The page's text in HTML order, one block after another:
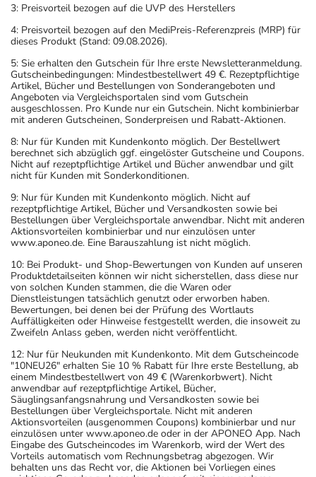
3: Preisvorteil bezogen auf die UVP des Herstellers
4: Preisvorteil bezogen auf den MediPreis-Referenzpreis (MRP) für
dieses Produkt (Stand: 09.08.2026).
5: Sie erhalten den Gutschein für Ihre erste Newsletteranmeldung.
Gutscheinbedingungen: Mindestbestellwert 49 €. Rezeptpflichtige
Artikel, Bücher und Bestellungen von Sonderangeboten und
Angeboten via Vergleichsportalen sind vom Gutschein
ausgeschlossen. Pro Kunde nur ein Gutschein. Nicht kombinierbar
mit anderen Gutscheinen, Sonderpreisen und Rabatt-Aktionen.
8: Nur für Kunden mit Kundenkonto möglich. Der Bestellwert
berechnet sich abzüglich ggf. eingelöster Gutscheine und Coupons.
Nicht auf rezeptpflichtige Artikel und Bücher anwendbar und gilt
nicht für Kunden mit Sonderkonditionen.
9: Nur für Kunden mit Kundenkonto möglich. Nicht auf
rezeptpflichtige Artikel, Bücher und Versandkosten sowie bei
Bestellungen über Vergleichsportale anwendbar. Nicht mit anderen
Aktionsvorteilen kombinierbar und nur einzulösen unter
www.aponeo.de. Eine Barauszahlung ist nicht möglich.
10: Bei Produkt- und Shop-Bewertungen von Kunden auf unseren
Produktdetailseiten können wir nicht sicherstellen, dass diese nur
von solchen Kunden stammen, die die Waren oder
Dienstleistungen tatsächlich genutzt oder erworben haben.
Bewertungen, bei denen bei der Prüfung des Wortlauts
Auffälligkeiten oder Hinweise festgestellt werden, die insoweit zu
Zweifeln Anlass geben, werden nicht veröffentlicht.
12: Nur für Neukunden mit Kundenkonto. Mit dem Gutscheincode
"10NEU26" erhalten Sie 10 % Rabatt für Ihre erste Bestellung, ab
einem Mindestbestellwert von 49 € (Warenkorbwert). Nicht
anwendbar auf rezeptpflichtige Artikel, Bücher,
Säuglingsanfangsnahrung und Versandkosten sowie bei
Bestellungen über Vergleichsportale. Nicht mit anderen
Aktionsvorteilen (ausgenommen Coupons) kombinierbar und nur
einzulösen unter www.aponeo.de oder in der APONEO App. Nach
Eingabe des Gutscheincodes im Warenkorb, wird der Wert des
Vorteils automatisch vom Rechnungsbetrag abgezogen. Wir
behalten uns das Recht vor, die Aktionen bei Vorliegen eines